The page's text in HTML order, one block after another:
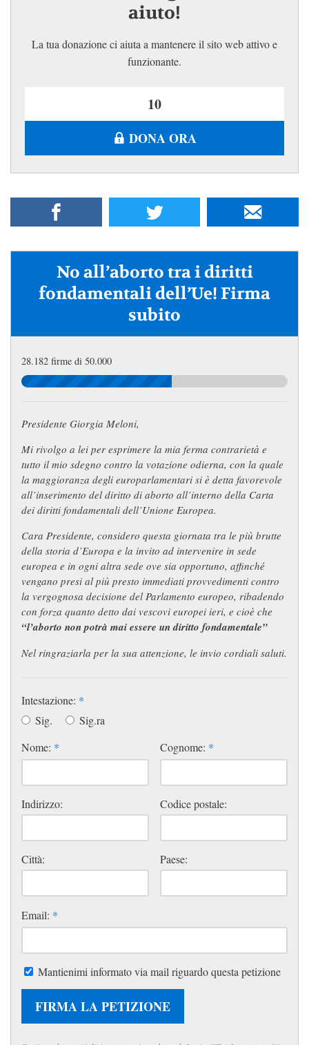
aiuto!
La tua donazione ci aiuta a mantenere il sito web attivo e
funzionante.
DONA ORA
No all’aborto tra i diritti
fondamentali dell’Ue! Firma
subito
28.182 firme di 50.000
Presidente Giorgia Meloni,
Mi rivolgo a lei per esprimere la mia ferma contrarietà e
tutto il mio sdegno contro la votazione odierna, con la quale
la maggioranza degli europarlamentari si è detta favorevole
all’inserimento del diritto di aborto all’interno della Carta
dei diritti fondamentali dell’Unione Europea.
Cara Presidente, considero questa giornata tra le più brutte
della storia d’Europa e la invito ad intervenire in sede
europea e in ogni altra sede ove sia opportuno, affinché
vengano presi al più presto immediati provvedimenti contro
la vergognosa decisione del Parlamento europeo, ribadendo
con forza quanto detto dai vescovi europei ieri, e cioè che
“l’aborto non potrà mai essere un diritto fondamentale”
Nel ringraziarla per la sua attenzione, le invio cordiali saluti.
Intestazione: *
Sig.
Sig.ra
Nome: * Cognome: *
Indirizzo: Codice postale:
Città: Paese:
Email: *
Mantienimi informato via mail riguardo questa petizione
FIRMA LA PETIZIONE